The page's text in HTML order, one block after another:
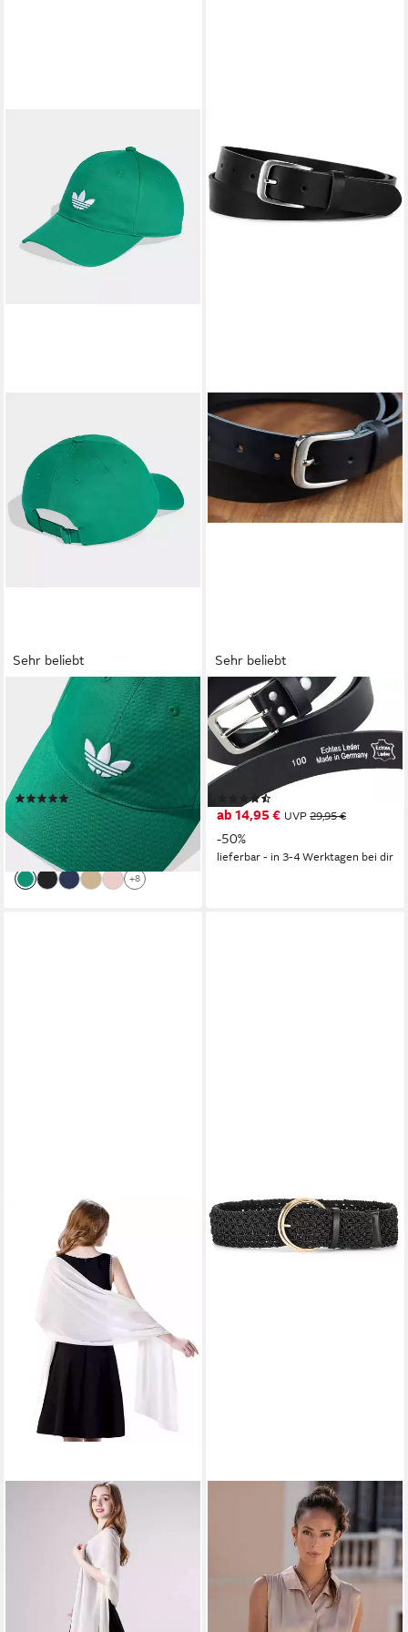
Sehr beliebt
ADIDAS ORIGINALS
Baseball Cap ADICOLOR
CLASSIC TREFOIL für
Erwachsene, sportlicher Stil,
aus Baumwolle
(92)
16,99 € UVP 20,00 €
-15%
lieferbar - in 1-2 Werktagen bei dir
+8
Sehr beliebt
FRENTREE
Ledergürtel aus 100%
Echtleder, MADE IN
GERMANY 3 cm breiter
Gürtel aus Leder, kürzbar,
Schwarz
ab 14,95 € UVP 29,95 €
-50%
lieferbar - in 3-4 Werktagen bei dir